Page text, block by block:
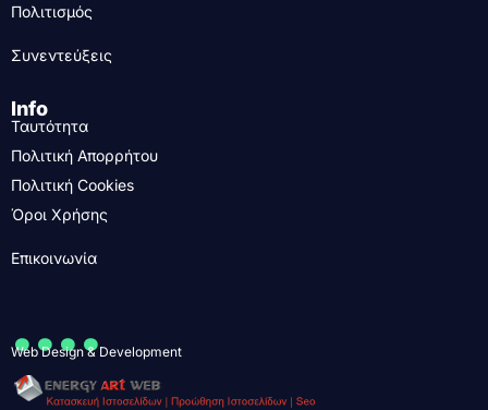
Πολιτισμός
Συνεντεύξεις
Info
Ταυτότητα
Πολιτική Απορρήτου
Πολιτική Cookies
Όροι Χρήσης
Επικοινωνία
....
Web Design & Development